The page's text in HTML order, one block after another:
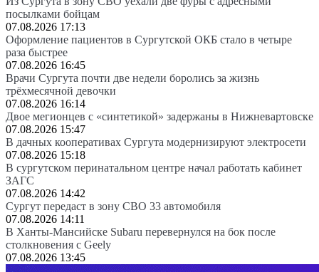
посылками бойцам
07.08.2026 17:13
Оформление пациентов в Сургутской ОКБ стало в четыре
раза быстрее
07.08.2026 16:45
Врачи Сургута почти две недели боролись за жизнь
трёхмесячной девочки
07.08.2026 16:14
Двое мегионцев с «синтетикой» задержаны в Нижневартовске
07.08.2026 15:47
В дачных кооперативах Сургута модернизируют электросети
07.08.2026 15:18
В сургутском перинатальном центре начал работать кабинет
ЗАГС
07.08.2026 14:42
Сургут передаст в зону СВО 33 автомобиля
07.08.2026 14:11
В Ханты-Мансийске Subaru перевернулся на бок после
столкновения с Geely
07.08.2026 13:45